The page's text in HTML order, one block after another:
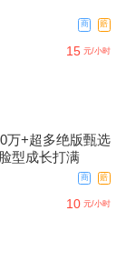
商
赔
15 元/小时
万+超多绝版甄选
型成长打满
商
赔
10 元/小时